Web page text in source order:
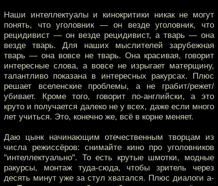
Наши интеллектуалы и кинокритики никак не могут
понять, что уголовник — он везде уголовник, что
рецидивист — он везде рецидивист, а тварь — она
везде тварь. Для наших мыслителей зарубежная
тварь — она вовсе не тварь. Она красивая, говорит
интересные слова, а вовсе не изрыгает матерщину,
талантливо показана в интересных ракурсах. Плюс
решает вселенские проблемы, а не грабит/режет/
убивает. Кроме того, говорит по-английски, а это
круто и получается далеко не у всех, даже если много
лет учиться. Это, конечно же, всё в корне меняет.
Даю цынк начинающим отечественным творцам из
числа режиссёров: снимайте кино про уголовников
"интеллектуально". То есть крутые шмотки, модные
ракурсы, монтаж туда-сюда, чтобы зритель через
десять минут уже за стул хватался. Плюс диалоги а-